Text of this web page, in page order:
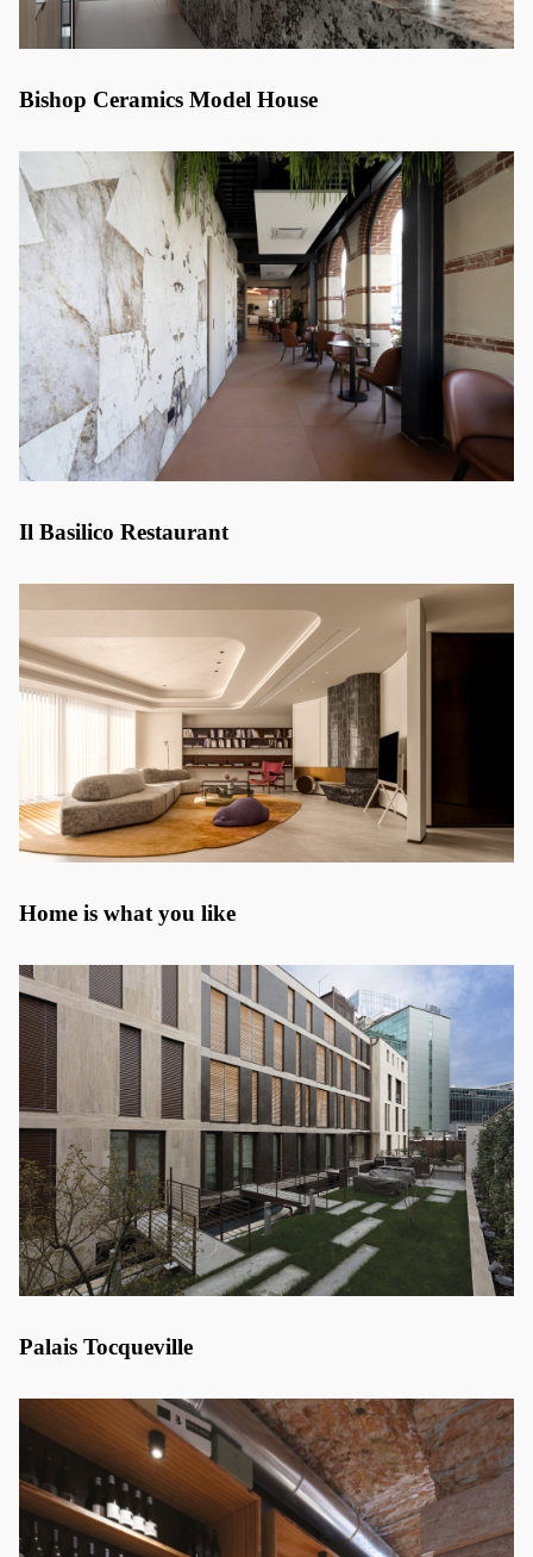
Bishop Ceramics Model House
Il Basilico Restaurant
Home is what you like
Palais Tocqueville